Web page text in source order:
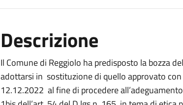
Descrizione
Il Comune di Reggiolo ha predisposto la bozza
adottarsi in sostituzione di quello approvato
12.12.2022 al fine di procedere